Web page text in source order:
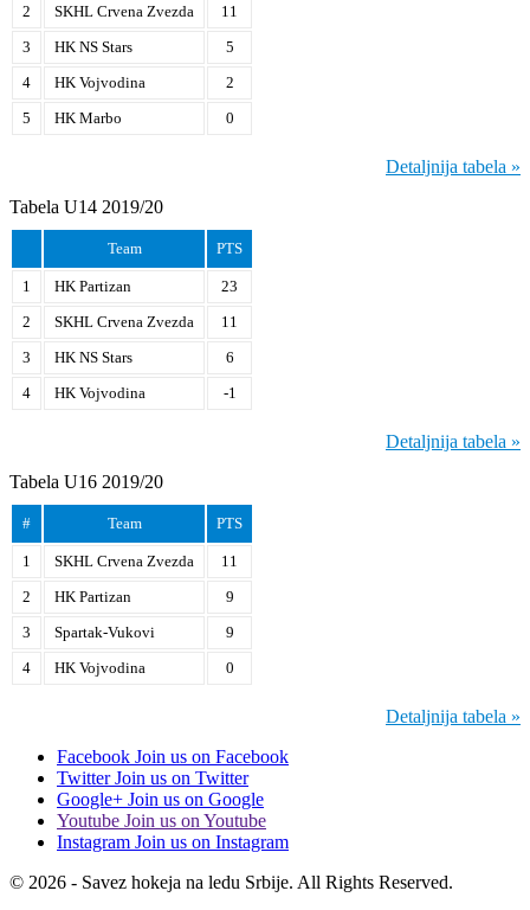
2
SKHL Crvena Zvezda
11
3
HK NS Stars
5
4
HK Vojvodina
2
5
HK Marbo 0
Detaljnija tabela »
Tabela U14 2019/20
Team PTS
1 HK Partizan
23
2
SKHL Crvena Zvezda
11
3
HK NS Stars
6
4
HK Vojvodina -1
Detaljnija tabela »
Tabela U16 2019/20
# Team PTS
1 SKHL Crvena Zvezda
11
2
HK Partizan
9
3
Spartak-Vukovi
9
4
HK Vojvodina 0
Detaljnija tabela »
Facebook Join us on Facebook
Twitter Join us on Twitter
Google+ Join us on Google
Youtube Join us on Youtube
Instagram Join us on Instagram
© 2026 - Savez hokeja na ledu Srbije. All Rights Reserved.